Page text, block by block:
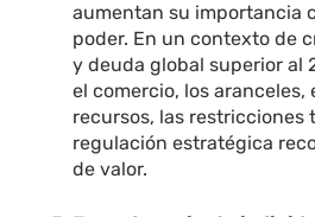
aumentan su importancia
poder. En un contexto de
y deuda global superior al
el comercio, los aranceles,
recursos, las restricciones
regulación estratégica
de valor.